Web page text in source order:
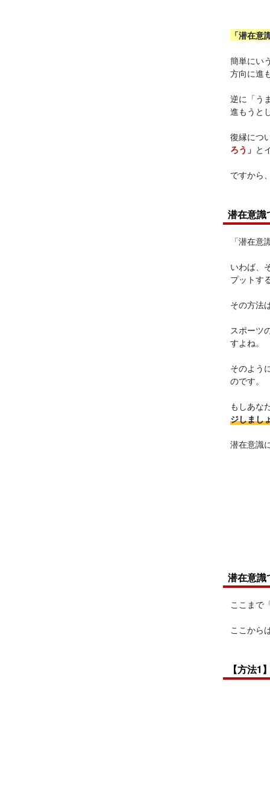
「潜在
簡単にい
方向に進
逆に「う
進もうと
復縁につ
ろう」 と
ですから
潜在意識
「潜在意
いわば、
プットす
その方法
スポーツ
すよね。
そのよう
のです。
もしあな
ジしまし
潜在意識
潜在意識
ここまで
ここから
【方法1